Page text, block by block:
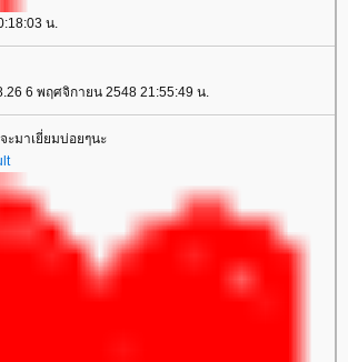
น.
6 พฤศจิกายน 2548 21:55:49 น.
ะมาเยี่ยมบ่อยๆนะ